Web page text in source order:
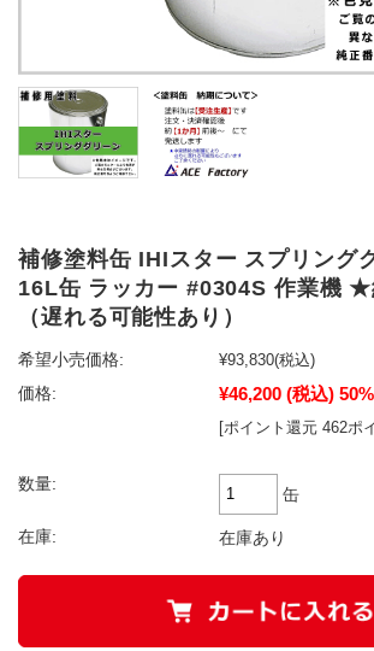
補修塗料缶 IHIスター スプリング
16L缶 ラッカー #0304S 作業機 ★
（遅れる可能性あり）
希望小売価格: ¥93,830(税込)
価格:
¥46,200 (税込)
[ポイント還元 462ポ
数量:
缶
在庫: 在庫あり